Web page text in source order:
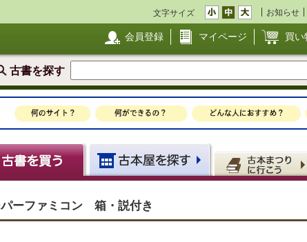
文字サイズ お知らせ
会員登録 マイページ 買い
古書を探す
ーファミコン 箱・説付き